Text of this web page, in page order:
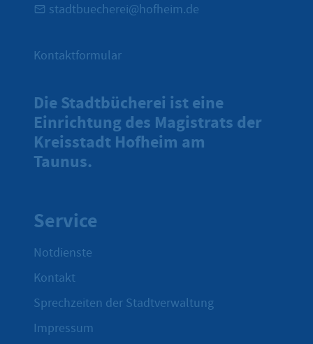
stadtbuecherei@hofheim.de
Kontaktformular
Die Stadtbücherei ist eine
Einrichtung des Magistrats der
Kreisstadt Hofheim am
Taunus.
Service
Notdienste
Kontakt
Sprechzeiten der Stadtverwaltung
Impressum